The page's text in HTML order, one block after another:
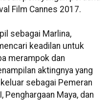
Film Cannes 2017.
sebagai Marlina,
keadilan untuk
merampok dan
aktingnya yang
sebagai Pemeran
Penghargaan Maya, dan